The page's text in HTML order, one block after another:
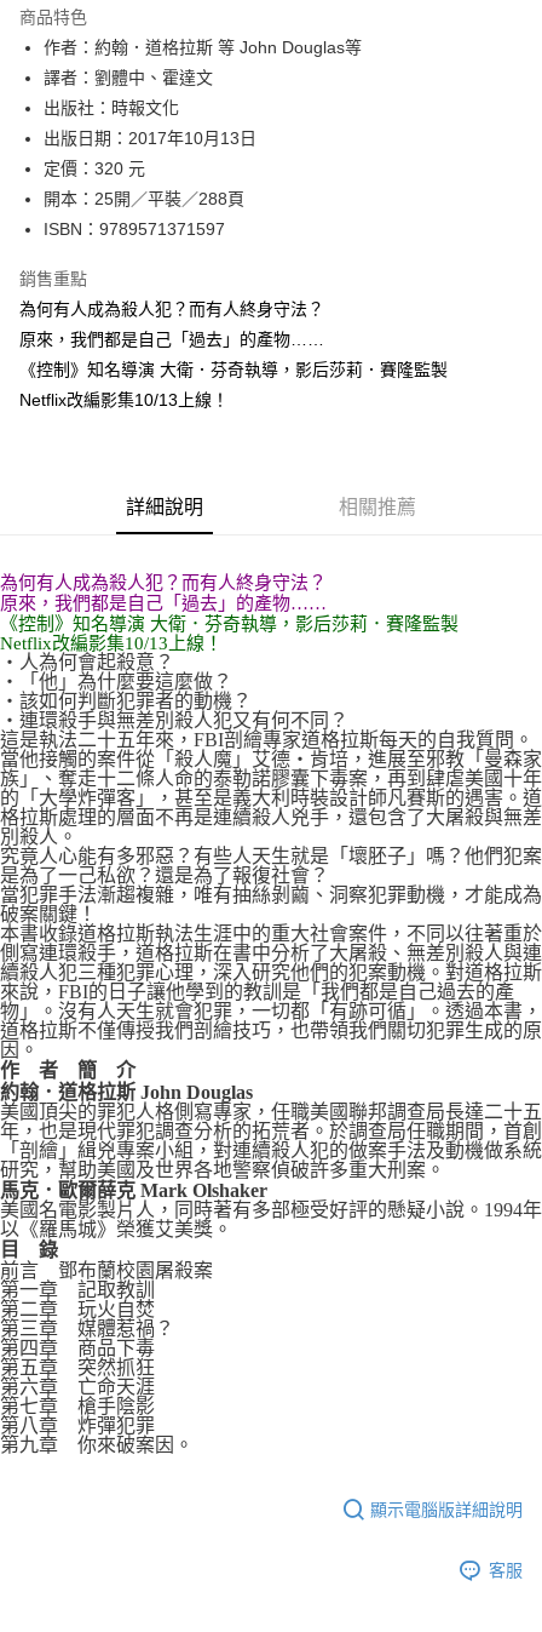
運送方式
付款後全家取貨
每筆NT$60，滿NT$499(含以上)免運費
付款後7-11取貨
每筆NT$60，滿NT$499(含以上)免運費
宅配
每筆NT$100，滿NT$499(含以上)免運費
商品特色
作者：約翰．道格拉斯 等 John Douglas等
譯者：劉體中、霍達文
出版社：時報文化
出版日期：2017年10月13日
定價：320 元
開本：25開／平裝／288頁
ISBN：9789571371597
銷售重點
為何有人成為殺人犯？而有人終身守法？
原來，我們都是自己「過去」的產物……
《控制》知名導演 大衛．芬奇執導，影后莎莉．賽隆監製
Netflix改編影集10/13上線！
詳細說明 相關推薦
為何有人成為殺人犯？而有人終身守法？
原來，我們都是自己「過去」的產物……
《控制》知名導演 大衛．芬奇執導，影后莎莉．賽隆監製
Netflix改編影集10/13上線！
‧人為何會起殺意？
‧「他」為什麼要這麼做？
‧該如何判斷犯罪者的動機？
‧連環殺手與無差別殺人犯又有何不同？
這是執法二十五年來，FBI剖繪專家道格拉斯每天的自我質問。
當他接觸的案件從「殺人魔」艾德‧肯培，進展至邪教「曼森家
族」、奪走十二條人命的泰勒諾膠囊下毒案，再到肆虐美國十年
的「大學炸彈客」，甚至是義大利時裝設計師凡賽斯的遇害。道
格拉斯處理的層面不再是連續殺人兇手，還包含了大屠殺與無差
別殺人。
究竟人心能有多邪惡？有些人天生就是「壞胚子」嗎？他們犯案
是為了一己私欲？還是為了報復社會？
當犯罪手法漸趨複雜，唯有抽絲剝繭、洞察犯罪動機，才能成為
破案關鍵！
本書收錄道格拉斯執法生涯中的重大社會案件，不同以往著重於
側寫連環殺手，道格拉斯在書中分析了大屠殺、無差別殺人與連
續殺人犯三種犯罪心理，深入研究他們的犯案動機。對道格拉斯
來說，FBI的日子讓他學到的教訓是「我們都是自己過去的產
物」。沒有人天生就會犯罪，一切都「有跡可循」。透過本書，
道格拉斯不僅傳授我們剖繪技巧，也帶領我們關切犯罪生成的原
因。
作 者 簡 介
約翰．道格拉斯 John Douglas
美國頂尖的罪犯人格側寫專家，任職美國聯邦調查局長達二十五
年，也是現代罪犯調查分析的拓荒者。於調查局任職期間，首創
「剖繪」緝兇專案小組，對連續殺人犯的做案手法及動機做系統
研究，幫助美國及世界各地警察偵破許多重大刑案。
馬克．歐爾薛克 Mark Olshaker
美國名電影製片人，同時著有多部極受好評的懸疑小說。1994年
以《羅馬城》榮獲艾美獎。
目
錄
前言 鄧布蘭校園屠殺案
第一章 記取教訓
第二章 玩火自焚
第三章 媒體惹禍？
第四章 商品下毒
第五章 突然抓狂
第六章 亡命天涯
第七章 槍手陰影
第八章 炸彈犯罪
第九章 你來破案因。
顯示電腦版詳細說明
客服